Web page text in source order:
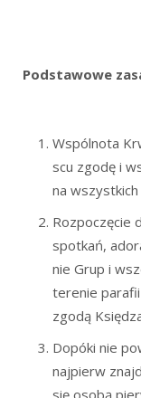
Pod­sta­wo­we
Wspól­no­ta
scu zgo­dę i
na
Roz­po­czę­cie
spo­tkań,
nie Grup i
tere­nie
zgo­dą
Dopó­ki nie
naj­pierw
się oso­bą